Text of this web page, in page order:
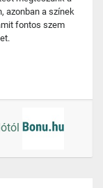
azonban a színek
fontos szem